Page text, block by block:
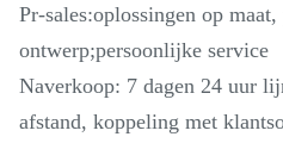
Pr-sales:oplossingen op
ontwerp;persoonlijke service
Naverkoop: 7 dagen 24 uur
afstand, koppeling met